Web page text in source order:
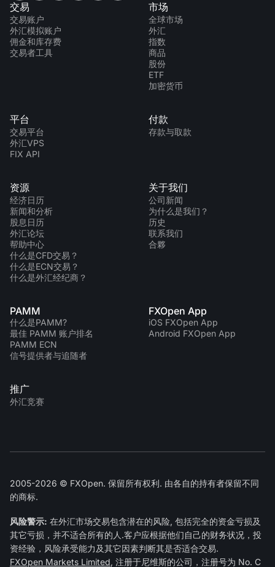
交易
交易账户
外汇模拟账户
佣金和库存费
交易者工具
市场
全球市场
外汇
指数
商品
股份
ETF
加密货币
平台
交易平台
外汇VPS
FIX API
付款
存款与取款
资源
经济日历
新闻和分析
股息日历
外汇论坛
帮助中心
什么是CFD交易？
什么是ECN交易？
什么是外汇经纪商？
关于我们
公司新闻
为什么是我们？
历史
联系我们
合夥
PAMM
什么是PAMM?
最佳 PAMM 账户排名
PAMM ECN
信号提供者与追随者
FXOpen App
iOS FXOpen App
Android FXOpen App
推广
外汇竞赛
2005-2026 © FXOpen. 保留所有权利. 由各自的持有者保留不同
的商标.
风险警示: 在外汇市场交易包含潜在的风险, 包括完全的资金亏损及
其它亏损，并不适合所有的人.客户应根据他们自己的财务状况，投
资经验，风险承受能力及其它因素判断其是否适合交易.
FXOpen Markets Limited, 注册于尼维斯的公司，注册号为 No. C